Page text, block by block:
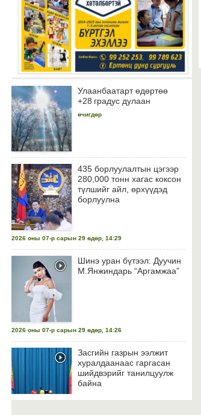
Улаанбаатарт өдөртөө
+28 градус дулаан
өчигдөр
435 борлуулалтын цэгээр
280,000 тонн хагас коксон
түлшийг айл, өрхүүдэд
борлуулна
2026 оны 07-р сарын 29 өдөр, 14:29
Шинэ уран бүтээл: Дуучин
М.Янжиндарь “Аргамжаа”
2026 оны 07-р сарын 29 өдөр, 14:26
Засгийн газрын ээлжит
хуралдаанаас гаргасан
шийдвэрийг танилцуулж
байна